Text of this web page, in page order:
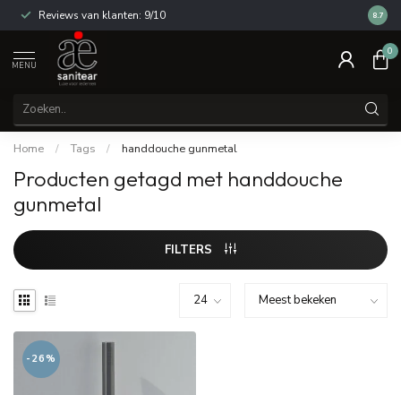
Reviews van klanten: 9/10 14
8.7
MENU
0
Home / Tags / handdouche gunmetal
Producten getagd met handdouche
gunmetal
FILTERS
-26%